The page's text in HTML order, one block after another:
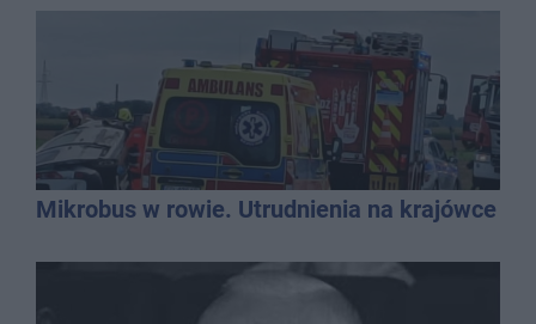
Mikrobus w rowie. Utrudnienia na krajówce